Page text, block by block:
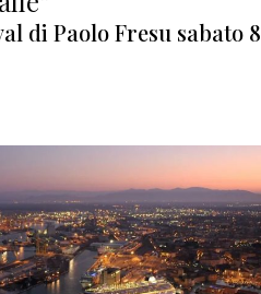
di Paolo Fresu sabato 8